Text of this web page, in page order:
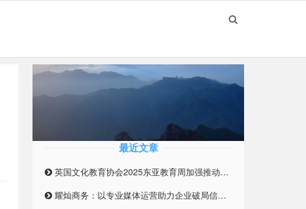
最近文章
英国文化教育协会2025东亚教育周加强推动英国与东亚高等教育合作伙伴关系
耀灿商务：以专业媒体运营助力企业破局信息迷雾